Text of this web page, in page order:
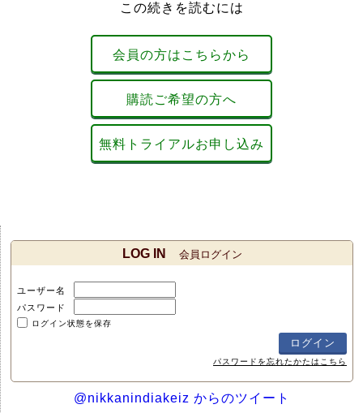
この続きを読むには
会員の方はこちらから
購読ご希望の方へ
無料トライアルお申し込み
LOG IN 会員ログイン
ユーザー名
パスワード
ログイン状態を保存
パスワードを忘れたかたはこちら
@nikkanindiakeiz からのツイート